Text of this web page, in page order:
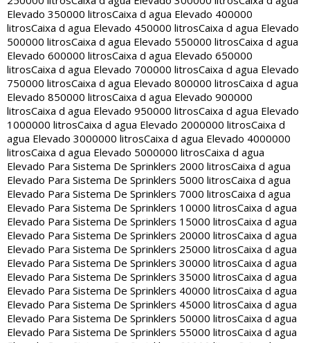
Elevado 350000 litrosCaixa d agua Elevado 400000
litrosCaixa d agua Elevado 450000 litrosCaixa d agua Elevado
500000 litrosCaixa d agua Elevado 550000 litrosCaixa d agua
Elevado 600000 litrosCaixa d agua Elevado 650000
litrosCaixa d agua Elevado 700000 litrosCaixa d agua Elevado
750000 litrosCaixa d agua Elevado 800000 litrosCaixa d agua
Elevado 850000 litrosCaixa d agua Elevado 900000
litrosCaixa d agua Elevado 950000 litrosCaixa d agua Elevado
1000000 litrosCaixa d agua Elevado 2000000 litrosCaixa d
agua Elevado 3000000 litrosCaixa d agua Elevado 4000000
litrosCaixa d agua Elevado 5000000 litrosCaixa d agua
Elevado Para Sistema De Sprinklers 2000 litrosCaixa d agua
Elevado Para Sistema De Sprinklers 5000 litrosCaixa d agua
Elevado Para Sistema De Sprinklers 7000 litrosCaixa d agua
Elevado Para Sistema De Sprinklers 10000 litrosCaixa d agua
Elevado Para Sistema De Sprinklers 15000 litrosCaixa d agua
Elevado Para Sistema De Sprinklers 20000 litrosCaixa d agua
Elevado Para Sistema De Sprinklers 25000 litrosCaixa d agua
Elevado Para Sistema De Sprinklers 30000 litrosCaixa d agua
Elevado Para Sistema De Sprinklers 35000 litrosCaixa d agua
Elevado Para Sistema De Sprinklers 40000 litrosCaixa d agua
Elevado Para Sistema De Sprinklers 45000 litrosCaixa d agua
Elevado Para Sistema De Sprinklers 50000 litrosCaixa d agua
Elevado Para Sistema De Sprinklers 55000 litrosCaixa d agua